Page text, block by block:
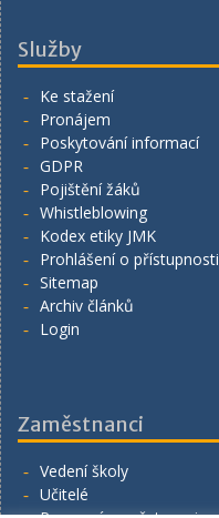
Služby
Ke stažení
Pronájem
Poskytování informací
GDPR
Pojištění žáků
Whistleblowing
Kodex etiky JMK
Prohlášení o přístupnosti
Sitemap
Archiv článků
Login
Zaměstnanci
Vedení školy
Učitelé